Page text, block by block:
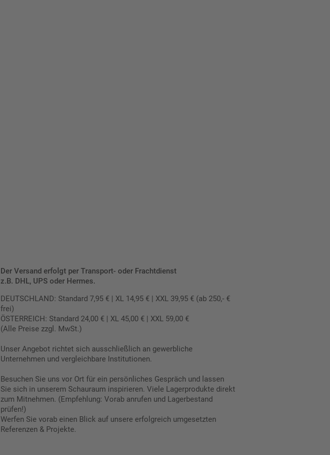
Der Versand erfolgt per Transport- oder Frachtdienst
z.B. DHL, UPS oder Hermes.
DEUTSCHLAND: Standard 7,95 € | XL 14,95 € | XXL 39,95 € (ab 250,- €
frei)
ÖSTERREICH: Standard 24,00 € | XL 45,00 € | XXL 59,00 €
(Alle Preise zzgl. MwSt.)
Unser Angebot richtet sich ausschließlich an gewerbliche
Unternehmen und vergleichbare Institutionen.
Besuchen Sie uns vor Ort für ein persönliches Gespräch und lassen
Sie sich in unserem Schauraum inspirieren. Viele Lagerprodukte direkt
zum Mitnehmen. (Empfehlung: Vorab anrufen und Lagerbestand
prüfen!)
Werfen Sie vorab einen Blick auf unsere erfolgreich umgesetzten
Referenzen & Projekte.